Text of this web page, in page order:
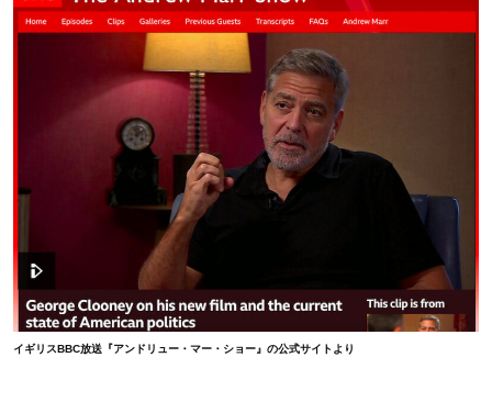
イギリスBBC放送『アンドリュー・マー・ショー』の公式サイトより